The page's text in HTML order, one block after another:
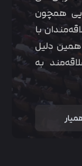
همچون
با
دلیل
به